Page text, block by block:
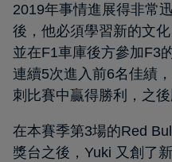
2019年事情進展得非常
後，他必須學習新的文
並在F1車庫後方參加F3
連續5次進入前6名佳績
刺比賽中贏得勝利，之
在本賽季第3場的Red
獎台之後，Yuki 又創了